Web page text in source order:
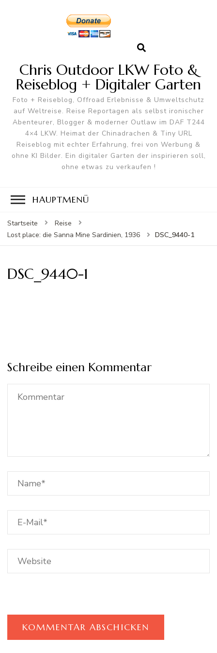
Chris Outdoor LKW Foto &
Reiseblog + Digitaler Garten
Foto + Reiseblog, Offroad Erlebnisse & Umweltschutz
auf Weltreise. Reise Reportagen als selbst ironischer
Abenteurer, Blogger & moderner Outlaw im DAF T244
4×4 LKW. Heimat der Chinadrachen & Tiny URL
Reiseblog mit echter Erfahrung, frei von Werbung &
ohne KI Bilder. Ein digitaler Garten der inspirieren soll,
ohne etwas zu verkaufen !
HAUPTMENÜ
Startseite
Reise
Lost place: die Sanna Mine Sardinien, 1936
DSC_9440-1
DSC_9440-1
Schreibe einen Kommentar